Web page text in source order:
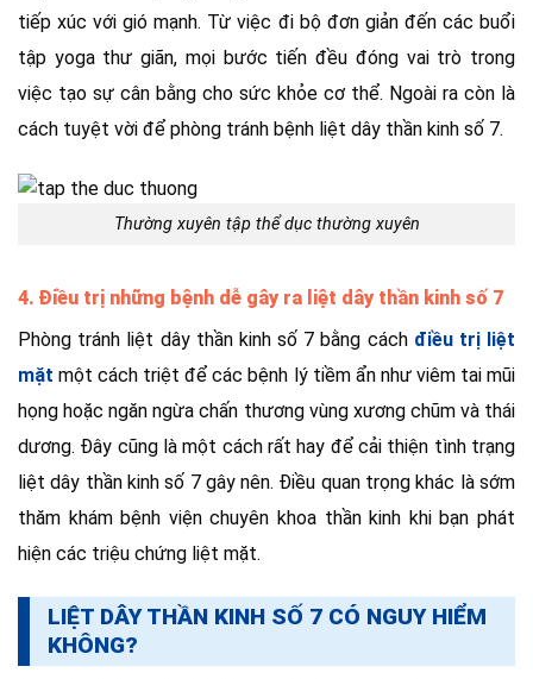
tiếp xúc với gió mạnh. Từ việc đi bộ đơn giản đến các buổi
tập yoga thư giãn, mọi bước tiến đều đóng vai trò trong
việc tạo sự cân bằng cho sức khỏe cơ thể. Ngoài ra còn là
cách tuyệt vời để phòng tránh bệnh liệt dây thần kinh số 7.
Thường xuyên tập thể dục thường xuyên
4. Điều trị những bệnh dễ gây ra liệt dây thần kinh số 7
Phòng tránh liệt dây thần kinh số 7 bằng cách điều trị liệt
mặt một cách triệt để các bệnh lý tiềm ẩn như viêm tai mũi
họng hoặc ngăn ngừa chấn thương vùng xương chũm và thái
dương. Đây cũng là một cách rất hay để cải thiện tình trạng
liệt dây thần kinh số 7 gây nên. Điều quan trọng khác là sớm
thăm khám bệnh viện chuyên khoa thần kinh khi bạn phát
hiện các triệu chứng liệt mặt.
LIỆT DÂY THẦN KINH SỐ 7 CÓ NGUY HIỂM
KHÔNG?